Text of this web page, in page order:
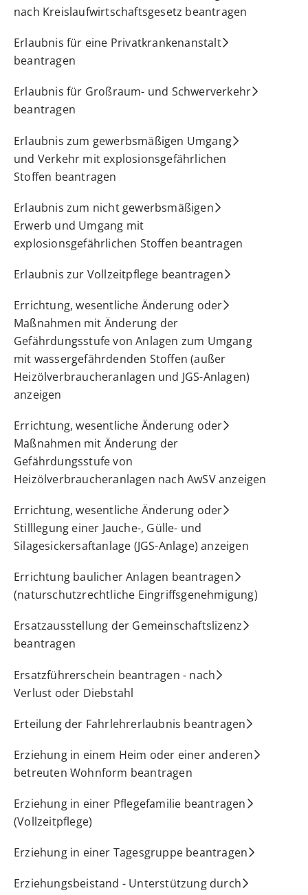
nach Kreislaufwirtschaftsgesetz beantragen
Erlaubnis für eine Privatkrankenanstalt
beantragen
Erlaubnis für Großraum- und Schwerverkehr
beantragen
Erlaubnis zum gewerbsmäßigen Umgang
und Verkehr mit explosionsgefährlichen
Stoffen beantragen
Erlaubnis zum nicht gewerbsmäßigen
Erwerb und Umgang mit
explosionsgefährlichen Stoffen beantragen
Erlaubnis zur Vollzeitpflege beantragen
Errichtung, wesentliche Änderung oder
Maßnahmen mit Änderung der
Gefährdungsstufe von Anlagen zum Umgang
mit wassergefährdenden Stoffen (außer
Heizölverbraucheranlagen und JGS-Anlagen)
anzeigen
Errichtung, wesentliche Änderung oder
Maßnahmen mit Änderung der
Gefährdungsstufe von
Heizölverbraucheranlagen nach AwSV anzeigen
Errichtung, wesentliche Änderung oder
Stilllegung einer Jauche-, Gülle- und
Silagesickersaftanlage (JGS-Anlage) anzeigen
Errichtung baulicher Anlagen beantragen
(naturschutzrechtliche Eingriffsgenehmigung)
Ersatzausstellung der Gemeinschaftslizenz
beantragen
Ersatzführerschein beantragen - nach
Verlust oder Diebstahl
Erteilung der Fahrlehrerlaubnis beantragen
Erziehung in einem Heim oder einer anderen
betreuten Wohnform beantragen
Erziehung in einer Pflegefamilie beantragen
(Vollzeitpflege)
Erziehung in einer Tagesgruppe beantragen
Erziehungsbeistand - Unterstützung durch